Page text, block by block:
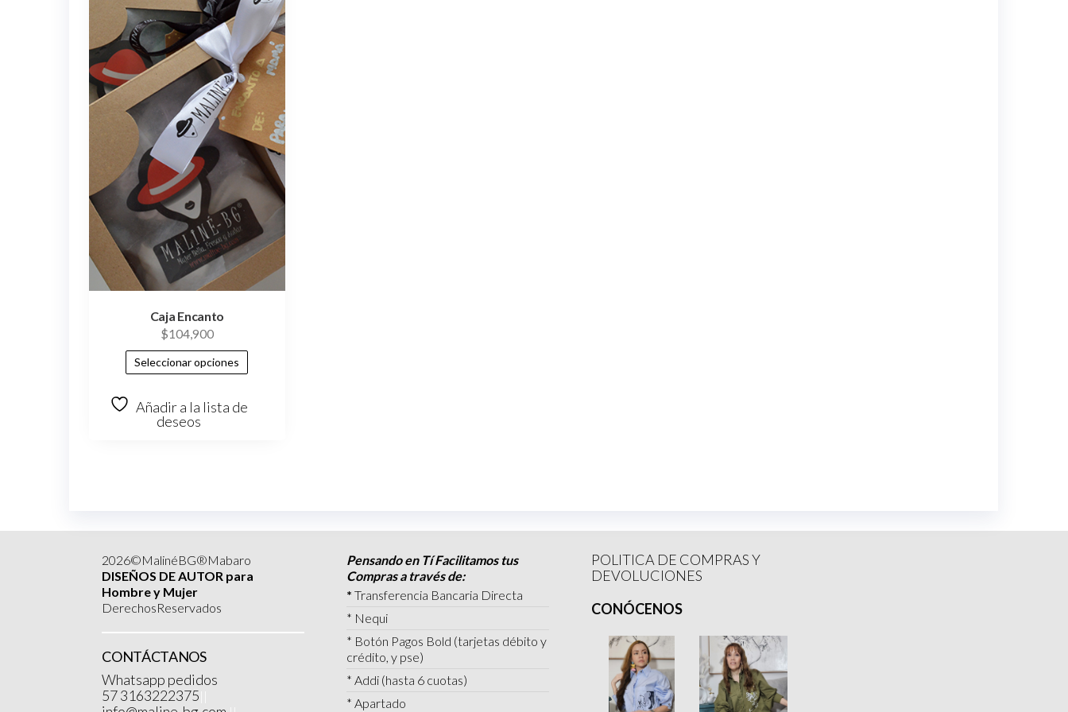
Caja Encanto
$104,900
Seleccionar opciones
Añadir a la lista de
deseos
2026©MalinéBG®Mabaro
DISEÑOS DE AUTOR para
Hombre y Mujer
DerechosReservados
CONTÁCTANOS
Whatsapp pedidos
57 3163222375
Pensando en Tí Facilitamos tus
Compras a través de:
*Transferencia Bancaria Directa
* Nequi
* Botón Pagos Bold (tarjetas débito y
crédito, y pse)
* Addi (hasta 6 cuotas)
* Apartado
POLITICA DE COMPRAS Y
DEVOLUCIONES
CONÓCENOS